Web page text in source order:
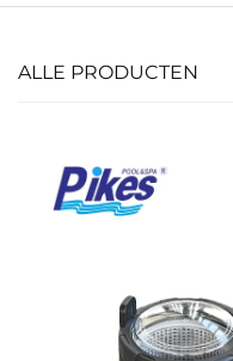
ALLE PRODUCTEN